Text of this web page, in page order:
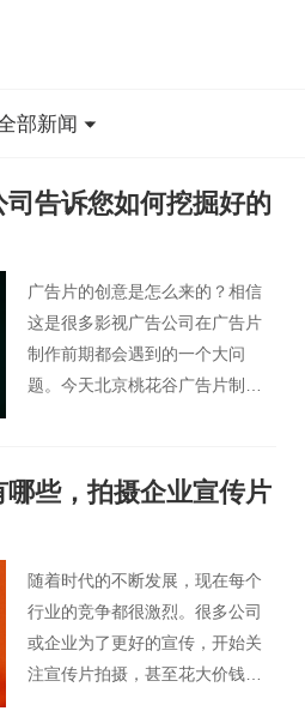
部新闻
告诉您如何挖掘好的
广告片的创意是怎么来的？相信
这是很多影视广告公司在广告片
制作前期都会遇到的一个大问
题。今天北京桃花谷广告片制作
帮助您更好的对广告创意进行探
索。
些，拍摄企业宣传片
随着时代的不断发展，现在每个
行业的竞争都很激烈。很多公司
或企业为了更好的宣传，开始关
注宣传片拍摄，甚至花大价钱制